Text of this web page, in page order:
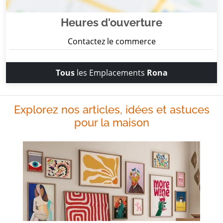
Heures d'ouverture
Contactez le commerce
Tousles Emplacements Rona
Explorez nos articles, idées et astuces
pour la maison